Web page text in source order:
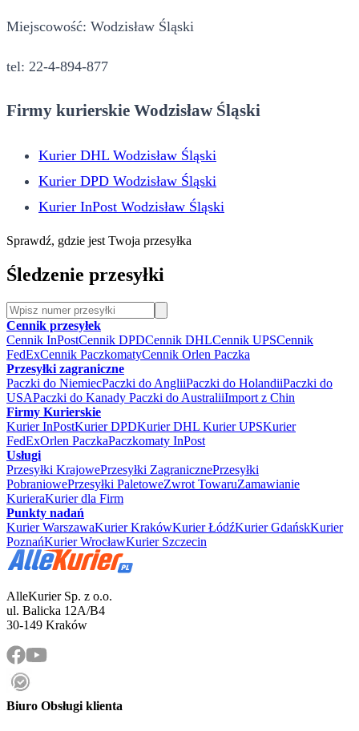
Miejscowość: Wodzisław Śląski
tel: 22-4-894-877
Firmy kurierskie Wodzisław Śląski
Kurier DHL Wodzisław Śląski
Kurier DPD Wodzisław Śląski
Kurier InPost Wodzisław Śląski
Sprawdź, gdzie jest Twoja przesyłka
Śledzenie przesyłki
Cennik przesyłek
Cennik InPostCennik DPDCennik DHLCennik UPSCennik
FedExCennik PaczkomatyCennik Orlen Paczka
Przesyłki zagraniczne
Paczki do NiemiecPaczki do AngliiPaczki do HolandiiPaczki do
USAPaczki do Kanady Paczki do AustraliiImport z Chin
Firmy Kurierskie
Kurier InPostKurier DPDKurier DHL Kurier UPSKurier
FedExOrlen PaczkaPaczkomaty InPost
Usługi
Przesyłki KrajowePrzesyłki ZagranicznePrzesyłki
PobraniowePrzesyłki PaletoweZwrot TowaruZamawianie
KurieraKurier dla Firm
Punkty nadań
Kurier WarszawaKurier KrakówKurier ŁódźKurier GdańskKurier
PoznańKurier WrocławKurier Szczecin
AlleKurier Sp. z o.o.
ul. Balicka 12A/B4
30-149 Kraków
Biuro Obsługi klienta